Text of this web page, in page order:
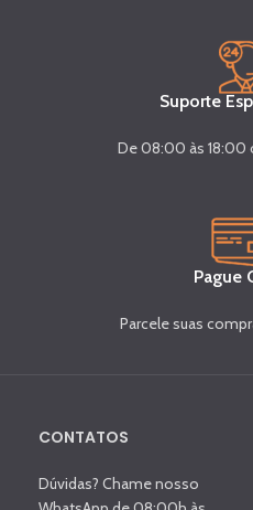
Suporte
De 08:00 às 18:00
Pague
Parcele suas
CONTATOS
Dúvidas? Chame nosso